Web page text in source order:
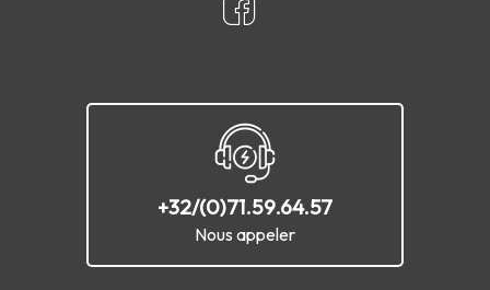
+32/(0)71.59.64.57
Nous appeler